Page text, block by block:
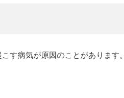
す病気が原因のことがあります。